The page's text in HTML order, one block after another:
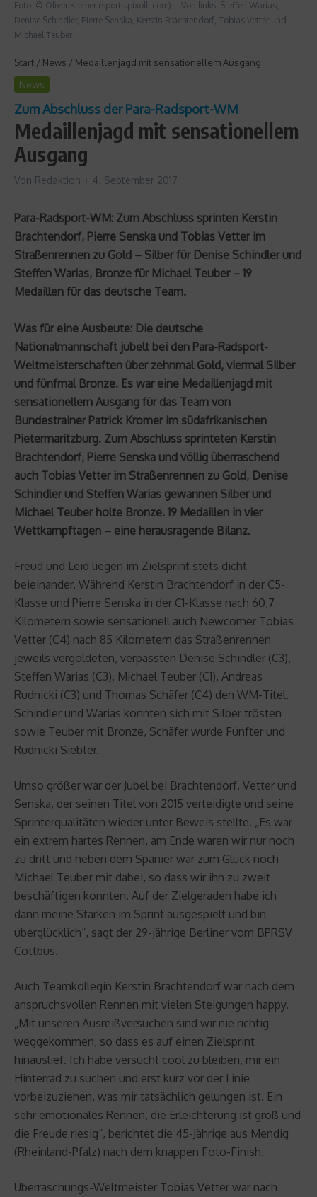
Foto: © Oliver Kremer (sports.pixolli.com) -- Von links: Steffen Warias,
Denise Schindler, Pierre Senska, Kerstin Brachtendorf, Tobias Vetter und
Michael Teuber
Start / News / Medaillenjagd mit sensationellem Ausgang
News
Zum Abschluss der Para-Radsport-WM
Medaillenjagd mit sensationellem
Ausgang
Von Redaktion 4. September 2017
Para-Radsport-WM: Zum Abschluss sprinten Kerstin
Brachtendorf, Pierre Senska und Tobias Vetter im
Straßenrennen zu Gold – Silber für Denise Schindler und
Steffen Warias, Bronze für Michael Teuber – 19
Medaillen für das deutsche Team.
Was für eine Ausbeute: Die deutsche
Nationalmannschaft jubelt bei den Para-Radsport-
Weltmeisterschaften über zehnmal Gold, viermal Silber
und fünfmal Bronze. Es war eine Medaillenjagd mit
sensationellem Ausgang für das Team von
Bundestrainer Patrick Kromer im südafrikanischen
Pietermaritzburg. Zum Abschluss sprinteten Kerstin
Brachtendorf, Pierre Senska und völlig überraschend
auch Tobias Vetter im Straßenrennen zu Gold, Denise
Schindler und Steffen Warias gewannen Silber und
Michael Teuber holte Bronze. 19 Medaillen in vier
Wettkampftagen – eine herausragende Bilanz.
Freud und Leid liegen im Zielsprint stets dicht
beieinander. Während Kerstin Brachtendorf in der C5-
Klasse und Pierre Senska in der C1-Klasse nach 60,7
Kilometern sowie sensationell auch Newcomer Tobias
Vetter (C4) nach 85 Kilometern das Straßenrennen
jeweils vergoldeten, verpassten Denise Schindler (C3),
Steffen Warias (C3), Michael Teuber (C1), Andreas
Rudnicki (C3) und Thomas Schäfer (C4) den WM-Titel.
Schindler und Warias konnten sich mit Silber trösten
sowie Teuber mit Bronze, Schäfer wurde Fünfter und
Rudnicki Siebter.
Umso größer war der Jubel bei Brachtendorf, Vetter und
Senska, der seinen Titel von 2015 verteidigte und seine
Sprinterqualitäten wieder unter Beweis stellte. „Es war
ein extrem hartes Rennen, am Ende waren wir nur noch
zu dritt und neben dem Spanier war zum Glück noch
Michael Teuber mit dabei, so dass wir ihn zu zweit
beschäftigen konnten. Auf der Zielgeraden habe ich
dann meine Stärken im Sprint ausgespielt und bin
überglücklich“, sagt der 29-jährige Berliner vom BPRSV
Cottbus.
Auch Teamkollegin Kerstin Brachtendorf war nach dem
anspruchsvollen Rennen mit vielen Steigungen happy.
„Mit unseren Ausreißversuchen sind wir nie richtig
weggekommen, so dass es auf einen Zielsprint
hinauslief. Ich habe versucht cool zu bleiben, mir ein
Hinterrad zu suchen und erst kurz vor der Linie
vorbeizuziehen, was mir tatsächlich gelungen ist. Ein
sehr emotionales Rennen, die Erleichterung ist groß und
die Freude riesig“, berichtet die 45-Jährige aus Mendig
(Rheinland-Pfalz) nach dem knappen Foto-Finish.
Überraschungs-Weltmeister Tobias Vetter war nach